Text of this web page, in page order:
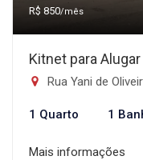
R$ 850/mês
Kitnet para
Rua Yani de
1 Quarto 1
Mais informações